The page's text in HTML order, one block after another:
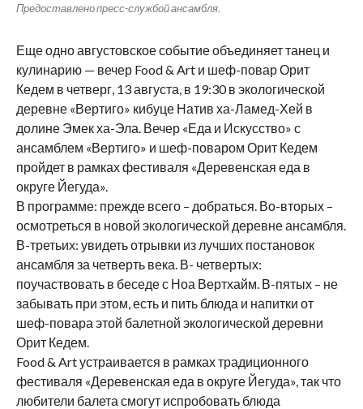
Предоставлено пресс-службой ансамбля.
Еще одно августовское событие объединяет танец и
кулинарию — вечер Food & Art и шеф-повар Орит
Кедем в четверг, 13 августа, в 19:30 в экологической
деревне «Вертиго» кибуце Натив ха-Ламед-Хей в
долине Эмек ха-Эла. Вечер «Еда и Искусство» с
ансамблем «Вертиго» и шеф-поваром Орит Кедем
пройдет в рамках фестиваля «Деревенская еда в
округе Йегуда».
В программе: прежде всего – добраться. Во-вторых –
осмотреться в новой экологической деревне ансамбля.
В-третьих: увидеть отрывки из лучших постановок
ансамбля за четверть века. В- четвертых:
поучаствовать в беседе с Ноа Вертхайм. В-пятых – не
забывать при этом, есть и пить блюда и напитки от
шеф-повара этой балетной экологической деревни
Орит Кедем.
Food & Art устраивается в рамках традиционного
фестиваля «Деревенская еда в округе Йегуда», так что
любители балета смогут испробовать блюда